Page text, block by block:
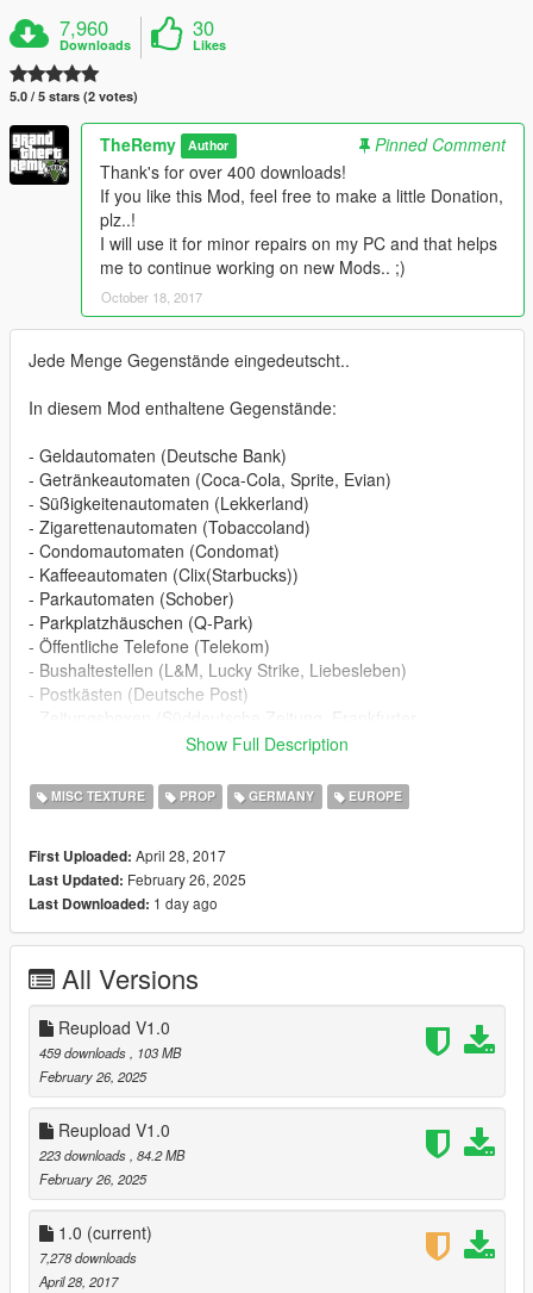
7,960
Downloads
30
Likes
5.0 / 5 stars (2 votes)
TheRemy Author
Pinned Comment
Thank's for over 400 downloads!
If you like this Mod, feel free to make a little Donation,
plz..!
I will use it for minor repairs on my PC and that helps
me to continue working on new Mods.. ;)
October 18, 2017
Jede Menge Gegenstände eingedeutscht..
In diesem Mod enthaltene Gegenstände:
- Geldautomaten (Deutsche Bank)
- Getränkeautomaten (Coca-Cola, Sprite, Evian)
- Süßigkeitenautomaten (Lekkerland)
- Zigarettenautomaten (Tobaccoland)
- Condomautomaten (Condomat)
- Kaffeeautomaten (Clix(Starbucks))
- Parkautomaten (Schober)
- Parkplatzhäuschen (Q-Park)
- Öffentliche Telefone (Telekom)
- Bushaltestellen (L&M, Lucky Strike, Liebesleben)
- Postkästen (Deutsche Post)
Allgemeine, Stuttgarter Zeitung, Bild, Sperrmüll, WOM,
- Mülltonnen (SULO)
- Müllcontainer (ALBA)
- Toilettenhäuschen (DiXi)
- Kühlschränke Lebensmittel (Weihenstephan, Almighurt, Dr.
Oetker, HohesC, Rügenwalder, Bonduelle)
- Kühlschränke Getränke (Coca-Cola, Mezzo-Mix, Fanta, 7-UP,
Becks, Heineken, Krombacher, Radeberger)
- Zementsäcke (Kemmler)
- Feuerlöscher (Gloria)
- Pizzakartons (Hallo-Pizza)
- Wandhydranten
- Erste Hilfe Kästen
- Öl/Benzinfässer (Shell, Esso)
- Reifenständer (Pneuhage)
INSTALLATION:
Show Full Description
MISC TEXTURE PROP GERMANY EUROPE
First Uploaded: April 28, 2017
Last Updated: February 26, 2025
Last Downloaded: 1 day ago
All Versions
Reupload V1.0
459 downloads
, 103 MB
February 26, 2025
Reupload V1.0
223 downloads , 84.2 MB
February 26, 2025
1.0 (current)
7,278 downloads
April 28, 2017